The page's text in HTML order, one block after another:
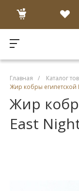
Главная / Каталог
Жир кобры египетской
Жир
East